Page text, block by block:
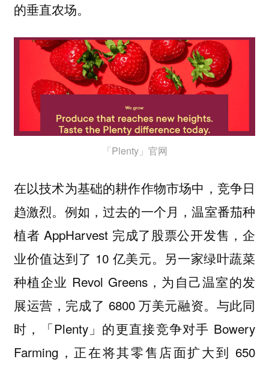
的垂直农场。
「Plenty」官网
在以技术为基础的耕作作物市场中，竞争日
趋激烈。例如，过去的一个月，温室番茄种
植者 AppHarvest 完成了股票公开发售，企
业价值达到了 10 亿美元。另一家绿叶蔬菜
种植企业 Revol Greens，为自己温室的发
展运营，完成了 6800 万美元融资。与此同
时，「Plenty」的更直接竞争对手 Bowery
Farming，正在将其零售店面扩大到 650